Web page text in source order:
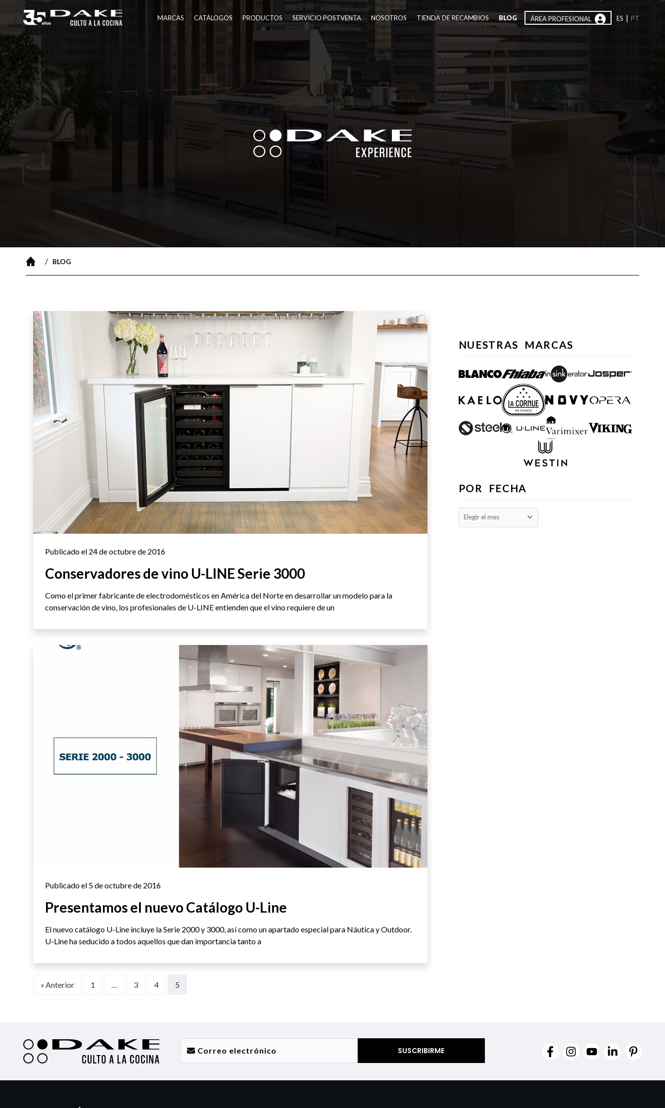
MARCAS CATÁLOGOS PRODUCTOS SERVICIO POSTVENTA NOSOTROS TIENDA DE RECAMBIOS BLOG ÁREA PROFESIONAL ES | PT
/ BLOG
Publicado el 24 de octubre de 2016
Conservadores de vino U-LINE Serie 3000
Como el primer fabricante de electrodomésticos en América del Norte en desarrollar un modelo para la
conservación de vino, los profesionales de U-LINE entienden que el vino requiere de un
Publicado el 5 de octubre de 2016
Presentamos el nuevo Catálogo U-Line
El nuevo catálogo U-Line incluye la Serie 2000 y 3000, así como un apartado especial para Náutica y Outdoor.
U-Line ha seducido a todos aquellos que dan importancia tanto a
« Anterior 1 … 3 4 5
NUESTRAS MARCAS
POR FECHA